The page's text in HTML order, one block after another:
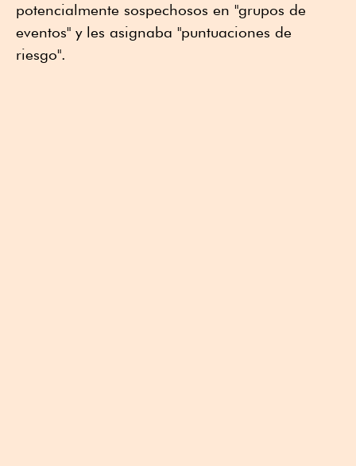
potencialmente sospechosos en "grupos de
eventos" y les asignaba "puntuaciones de
riesgo".